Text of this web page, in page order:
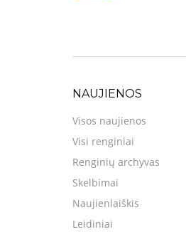
NAUJIENOS
Visos naujienos
Visi renginiai
Renginių archyvas
Skelbimai
Naujienlaiškis
Leidiniai